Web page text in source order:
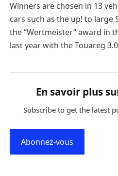
Winners are chosen in 13
cars such as the up! to large
the “Wertmeister” award in
last year with the Touareg
En savoir plus
Subscribe to get the latest
Abonnez-vous